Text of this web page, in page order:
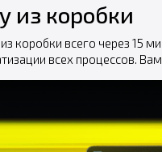
из коробки
коробки всего через
всех процессов.